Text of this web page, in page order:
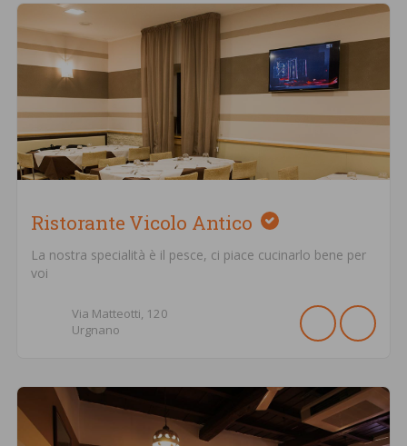
Ristorante Vicolo Antico
La nostra specialità è il pesce, ci piace cucinarlo bene per
voi
Via Matteotti, 120
Urgnano